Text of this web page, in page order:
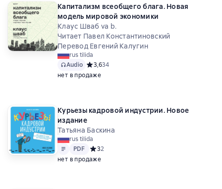
Капитализм всеобщего блага. Новая
модель мировой экономики
Клаус Шваб va b.
Читает Павел Константиновский
Перевод Евгений Калугин
rus tilida
Audio Средний рейтинг 3,6 на основе 34 оценок
3,634
нет в продаже
Курьезы кадровой индустрии. Новое
издание
Татьяна Баскина
rus tilida
Matn
PDF
PDF Средний рейтинг 3 на основе 2 оценок
32
нет в продаже